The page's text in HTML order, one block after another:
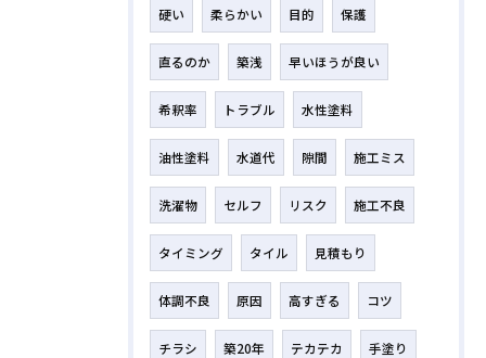
硬い 柔らかい 目的 保護
直るのか 築浅 早いほうが良い
希釈率 トラブル 水性塗料
油性塗料 水道代 隙間 施工ミス
洗濯物 セルフ リスク 施工不良
タイミング タイル 見積もり
体調不良 原因 高すぎる コツ
チラシ 築20年 テカテカ 手塗り